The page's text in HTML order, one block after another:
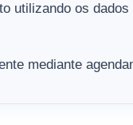
utilizando os
mediante